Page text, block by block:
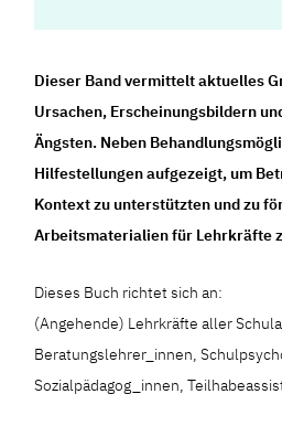
Dieser Band vermittelt aktuelles
Ursachen, Erscheinungsbildern
Ängsten. Neben
Hilfestellungen aufgezeigt, um
Kontext zu unterstützten und zu
Arbeitsmaterialien für Lehrkräfte
Dieses Buch richtet sich an:
(Angehende) Lehrkräfte aller
Beratungslehrer_innen,
Sozialpädagog_innen,